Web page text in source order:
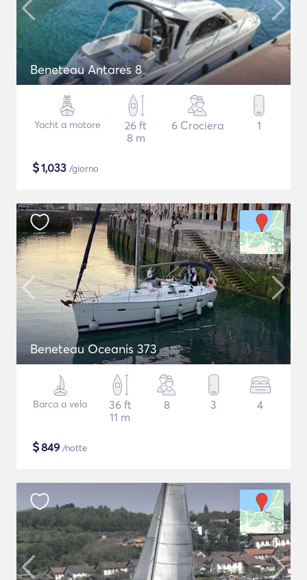
Beneteau Antares 8
Yacht a motore
26 ft
8 m
6 Crociera 1
$1,033 /giorno
Beneteau Oceanis 373
Barca a vela
36 ft
11 m
8 3 4
$849 /notte